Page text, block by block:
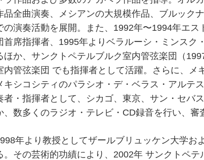
品全曲演奏、メシアンの大規模作品、ブルック
の演奏活動を展開。また、1992年〜1994年エ
首席指揮者、1995年よりベラルーシ・ミンスク
ほか、サンクトペテルブルク室内管弦楽団（
内管弦楽団 でも指揮者として活躍。さらに、メ
キシコシティのパラシオ・デ・ベラス・アルテ
者・指揮者として、シカゴ、東京、サン・セバ
、数多くのラジオ・テレビ・CD録音を行い、審
年より教授としてザールブリュッケン大学お
。その芸術的功績により、2002年 サンクトペ